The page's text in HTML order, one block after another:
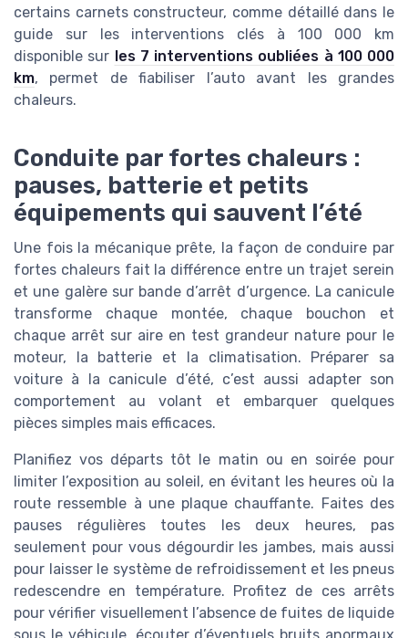
certains carnets constructeur, comme détaillé dans le
guide sur les interventions clés à 100 000 km
disponible sur les 7 interventions oubliées à 100 000
km, permet de fiabiliser l’auto avant les grandes
chaleurs.
Conduite par fortes chaleurs :
pauses, batterie et petits
équipements qui sauvent l’été
Une fois la mécanique prête, la façon de conduire par
fortes chaleurs fait la différence entre un trajet serein
et une galère sur bande d’arrêt d’urgence. La canicule
transforme chaque montée, chaque bouchon et
chaque arrêt sur aire en test grandeur nature pour le
moteur, la batterie et la climatisation. Préparer sa
voiture à la canicule d’été, c’est aussi adapter son
comportement au volant et embarquer quelques
pièces simples mais efficaces.
Planifiez vos départs tôt le matin ou en soirée pour
limiter l’exposition au soleil, en évitant les heures où la
route ressemble à une plaque chauffante. Faites des
pauses régulières toutes les deux heures, pas
seulement pour vous dégourdir les jambes, mais aussi
pour laisser le système de refroidissement et les pneus
redescendre en température. Profitez de ces arrêts
pour vérifier visuellement l’absence de fuites de liquide
sous le véhicule, écouter d’éventuels bruits anormaux